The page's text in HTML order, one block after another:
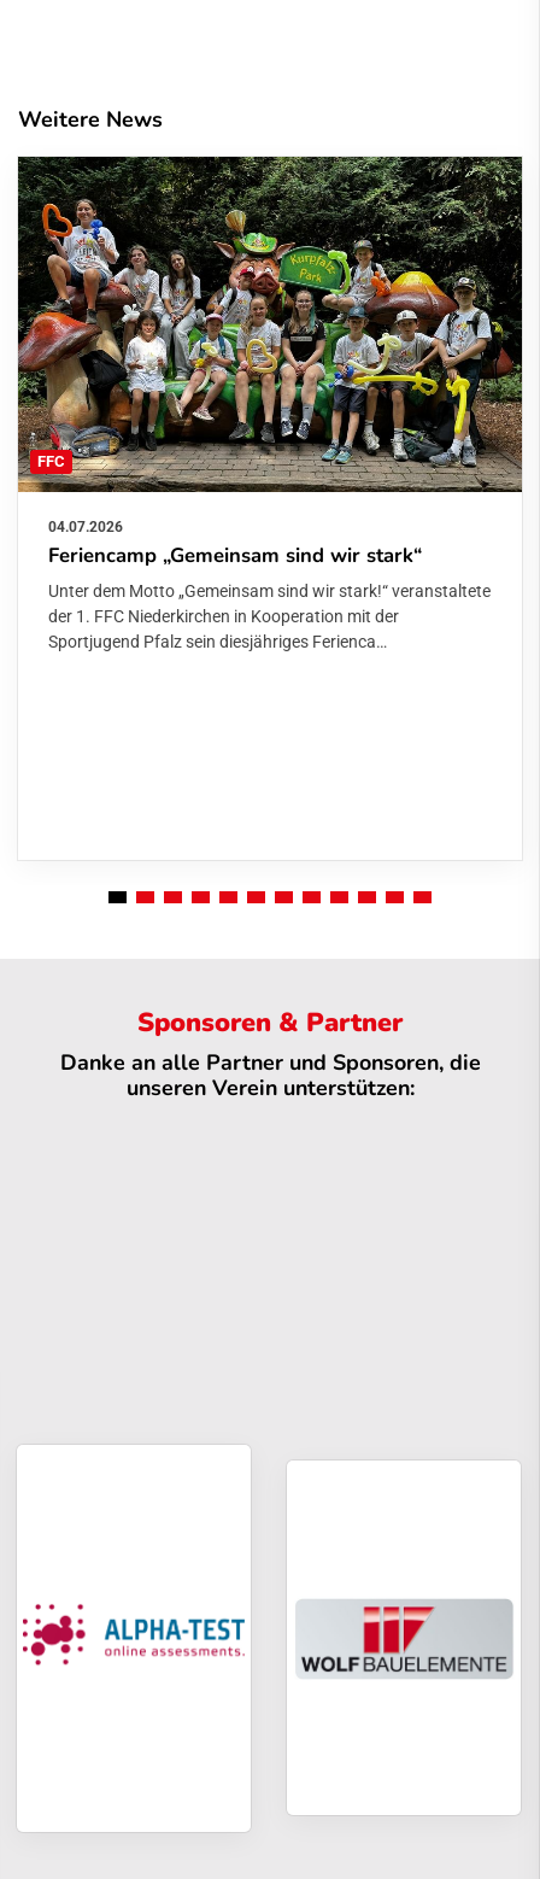
Weitere News
FFC
04.07.2026
Feriencamp „Gemeinsam sind wir stark“
Unter dem Motto „Gemeinsam sind wir stark!“ veranstaltete
der 1. FFC Niederkirchen in Kooperation mit der
Sportjugend Pfalz sein diesjähriges Ferienca…
Sponsoren & Partner
Danke an alle Partner und Sponsoren, die
unseren Verein unterstützen: